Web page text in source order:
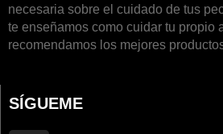
necesaria sobre el cuidado de tus
te enseñamos como cuidar tu propio
recomendamos los mejores
SÍGUEME